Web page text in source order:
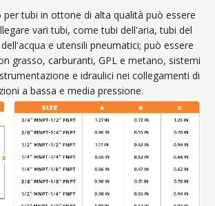
tubi in ottone di alta qualità può essere
vari tubi, come tubi dell'aria, tubi del
e utensili pneumatici; può essere
grasso, carburanti, GPL e metano, sistemi
e idraulici nei collegamenti di
a bassa e media pressione.